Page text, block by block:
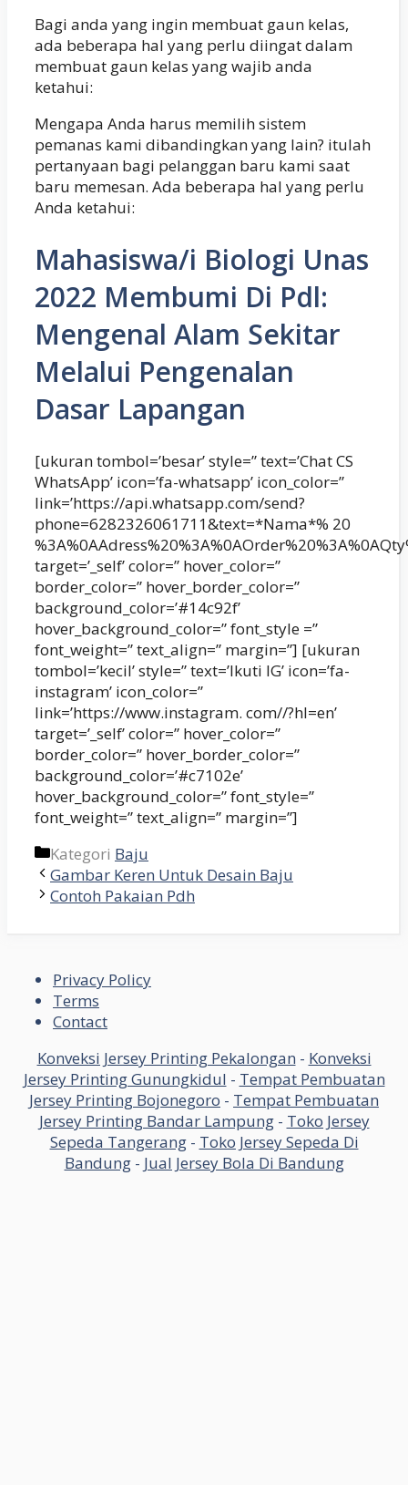
Bagi anda yang ingin membuat gaun kelas,
ada beberapa hal yang perlu diingat dalam
membuat gaun kelas yang wajib anda
ketahui:
Mengapa Anda harus memilih sistem
pemanas kami dibandingkan yang lain? itulah
pertanyaan bagi pelanggan baru kami saat
baru memesan. Ada beberapa hal yang perlu
Anda ketahui:
Mahasiswa/i Biologi Unas
2022 Membumi Di Pdl:
Mengenal Alam Sekitar
Melalui Pengenalan
Dasar Lapangan
[ukuran tombol=’besar’ style=” text=’Chat CS
WhatsApp’ icon=’fa-whatsapp’ icon_color=”
link=’https://api.whatsapp.com/send?
phone=6282326061711&text=*Nama*% 20
target=’_self’ color=” hover_color=”
border_color=” hover_border_color=”
background_color=’#14c92f’
hover_background_color=” font_style =”
font_weight=” text_align=” margin=”] [ukuran
tombol=’kecil’ style=” text=’Ikuti IG’ icon=’fa-
instagram’ icon_color=”
link=’https://www.instagram. com//?hl=en’
target=’_self’ color=” hover_color=”
border_color=” hover_border_color=”
background_color=’#c7102e’
hover_background_color=” font_style=”
font_weight=” text_align=” margin=”]
Kategori Baju
Gambar Keren Untuk Desain Baju
Contoh Pakaian Pdh
Privacy Policy
Terms
Contact
Konveksi Jersey Printing Pekalongan - Konveksi
Jersey Printing Gunungkidul - Tempat Pembuatan
Jersey Printing Bojonegoro - Tempat Pembuatan
Jersey Printing Bandar Lampung- Toko Jersey
Sepeda Tangerang- Toko Jersey Sepeda Di
Bandung- Jual Jersey Bola Di Bandung